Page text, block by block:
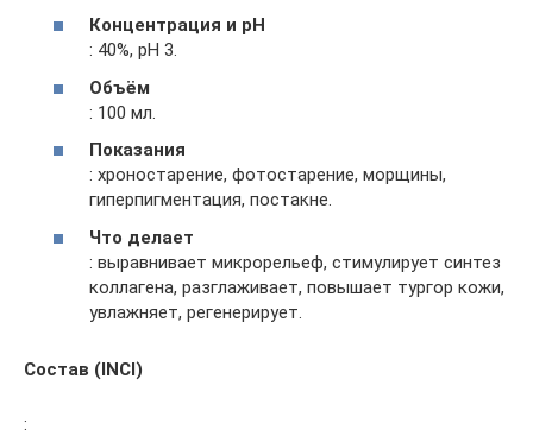
Концентрация и рН
: 40%, рН 3.
Объём
: 100 мл.
Показания
: хроностарение, фотостарение, морщины,
гиперпигментация, постакне.
Что делает
: выравнивает микрорельеф, стимулирует синтез
коллагена, разглаживает, повышает тургор кожи,
увлажняет, регенерирует.
Состав (INCI)
: